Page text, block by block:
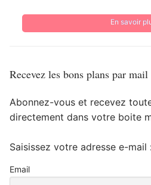
En savoir
Recevez les bons plans par mail
Abonnez-vous et recevez
directement dans votre boite
Saisissez votre adresse e-mail
Email